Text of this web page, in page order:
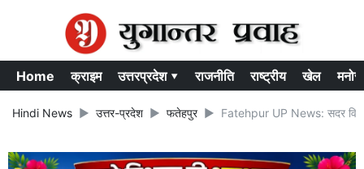
Home क्राइम उत्तरप्रदेश ▾ राजनीति राष्ट्रीय खेल
Hindi News उत्तर-प्रदेश फतेहपुर Fatehpur UP News: सदर